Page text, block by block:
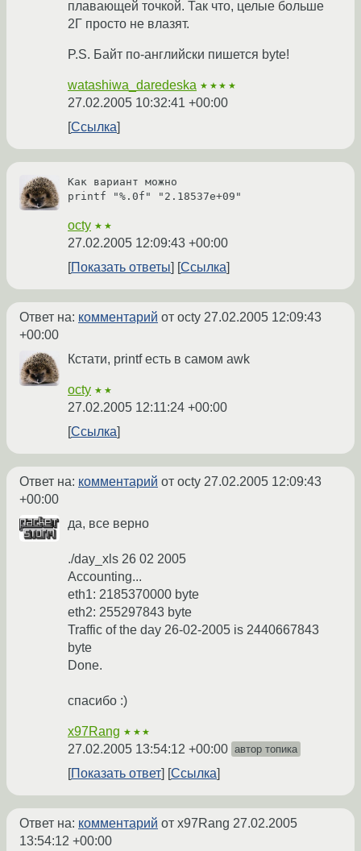
плавающей точкой. Так что, целые больше
2Г просто не влазят.
P.S. Байт по-английски пишется byte!
watashiwa_daredeska ★★★★
27.02.2005 10:32:41 +00:00
Ссылка
Как вариант можно
printf "%.0f" "2.18537e+09"
octy ★★
27.02.2005 12:09:43 +00:00
Показать ответы
Ссылка
Ответ на: комментарий от octy 27.02.2005 12:09:43
+00:00
Кстати, printf есть в самом awk
octy ★★
27.02.2005 12:11:24 +00:00
Ссылка
Ответ на: комментарий от octy 27.02.2005 12:09:43
+00:00
да, все верно
./day_xls 26 02 2005
Accounting...
eth1: 2185370000 byte
eth2: 255297843 byte
Traffic of the day 26-02-2005 is 2440667843
byte
Done.
спасибо :)
x97Rang ★★★
27.02.2005 13:54:12 +00:00 автор топика
Показать ответ Ссылка
Ответ на: комментарий от x97Rang 27.02.2005
13:54:12 +00:00